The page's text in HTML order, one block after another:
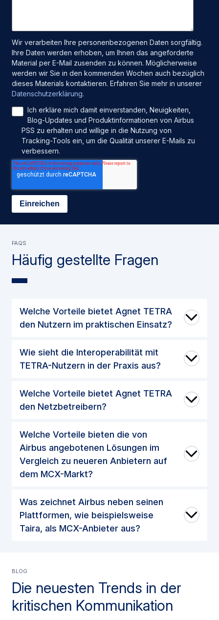
Wir verarbeiten Ihre personenbezogenen Daten sorgfältig.
Ihre Daten werden erhoben, um Ihnen das angeforderte
Material per E-Mail zusenden zu können. Möglicherweise
werden wir Sie in den kommenden Wochen auch bezüglich
dieses Materials kontaktieren. Erfahren Sie mehr in unserer
Datenschutzerklärung.
Ich erkläre mich damit einverstanden, Neuigkeiten,
Blog-Updates und Produktinformationen von Airbus
PSS zu erhalten und willige in die Nutzung von
Tracking-Tools ein, um die Qualität unserer E-Mails zu
verbessern.
Häufig gestellte Fragen
FAQS
Welche Vorteile bietet Agnet TETRA
den Nutzern im praktischen Einsatz?
Wie sieht die Interoperabilität mit
TETRA-Nutzern in der Praxis aus?
Welche Vorteile bietet Agnet TETRA
den Netzbetreibern?
Welche Vorteile bieten die von
Airbus angebotenen Lösungen im
Vergleich zu neueren Anbietern auf
dem MCX-Markt?
Was zeichnet Airbus neben seinen
Plattformen, wie beispielsweise
Taira, als MCX-Anbieter aus?
Die neuesten Trends in der
kritischen Kommunikation
BLOG